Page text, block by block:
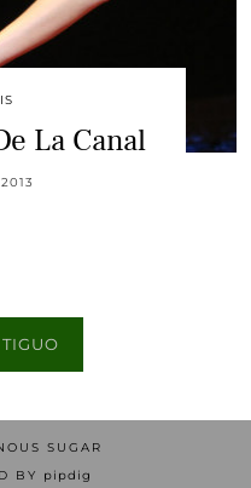
La Canal
SUGAR
BY pipdig